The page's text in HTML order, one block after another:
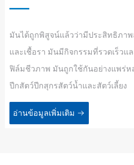
มันได้ถูกพิสูจน์แล้วว่ามีประสิทธิภาพ
และเชื้อรา มันมีกิจกรรมที่รวดเร็ว
ฟิล์มชีวภาพ มันถูกใช้กันอย่างแพร่ห
ปีกสัตว์ปีกสุกรสัตว์น้ำและสัตว์เลี้ยง
อ่านข้อมูลเพิ่มเติม 